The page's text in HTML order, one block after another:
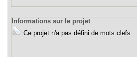
Informations sur le projet
Ce projet n'a pas défini de mots clefs